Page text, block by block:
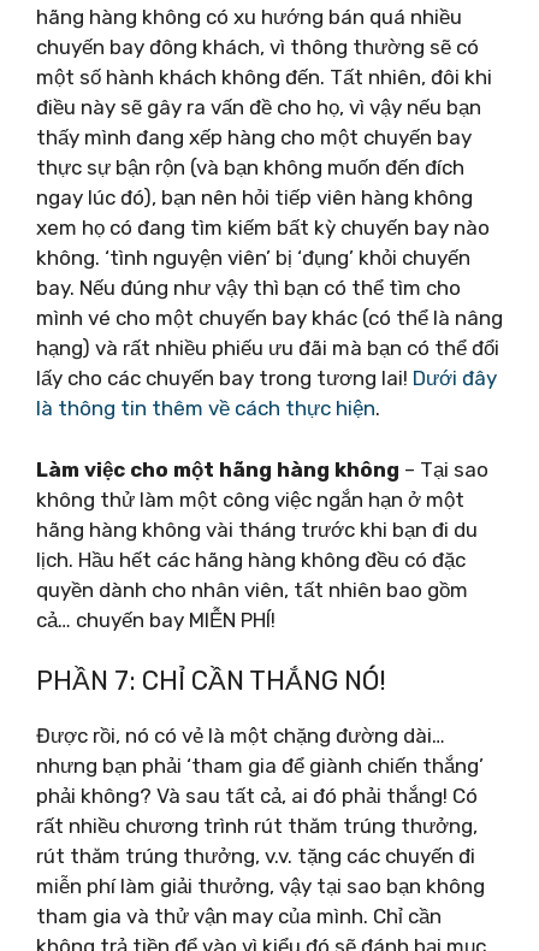
hãng hàng không có xu hướng bán quá nhiều
chuyến bay đông khách, vì thông thường sẽ có
một số hành khách không đến. Tất nhiên, đôi khi
điều này sẽ gây ra vấn đề cho họ, vì vậy nếu bạn
thấy mình đang xếp hàng cho một chuyến bay
thực sự bận rộn (và bạn không muốn đến đích
ngay lúc đó), bạn nên hỏi tiếp viên hàng không
xem họ có đang tìm kiếm bất kỳ chuyến bay nào
không. ‘tình nguyện viên’ bị ‘đụng’ khỏi chuyến
bay. Nếu đúng như vậy thì bạn có thể tìm cho
mình vé cho một chuyến bay khác (có thể là nâng
hạng) và rất nhiều phiếu ưu đãi mà bạn có thể đổi
lấy cho các chuyến bay trong tương lai! Dưới đây
là thông tin thêm về cách thực hiện.
Làm việc cho một hãng hàng không – Tại sao
không thử làm một công việc ngắn hạn ở một
hãng hàng không vài tháng trước khi bạn đi du
lịch. Hầu hết các hãng hàng không đều có đặc
quyền dành cho nhân viên, tất nhiên bao gồm
cả… chuyến bay MIỄN PHÍ!
PHẦN 7: CHỈ CẦN THẮNG NÓ!
Được rồi, nó có vẻ là một chặng đường dài…
nhưng bạn phải ‘tham gia để giành chiến thắng’
phải không? Và sau tất cả, ai đó phải thắng! Có
rất nhiều chương trình rút thăm trúng thưởng,
rút ​​thăm trúng thưởng, v.v. tặng các chuyến đi
miễn phí làm giải thưởng, vậy tại sao bạn không
tham gia và thử vận ​​may của mình. Chỉ cần
không trả tiền để vào vì kiểu đó sẽ đánh bại mục